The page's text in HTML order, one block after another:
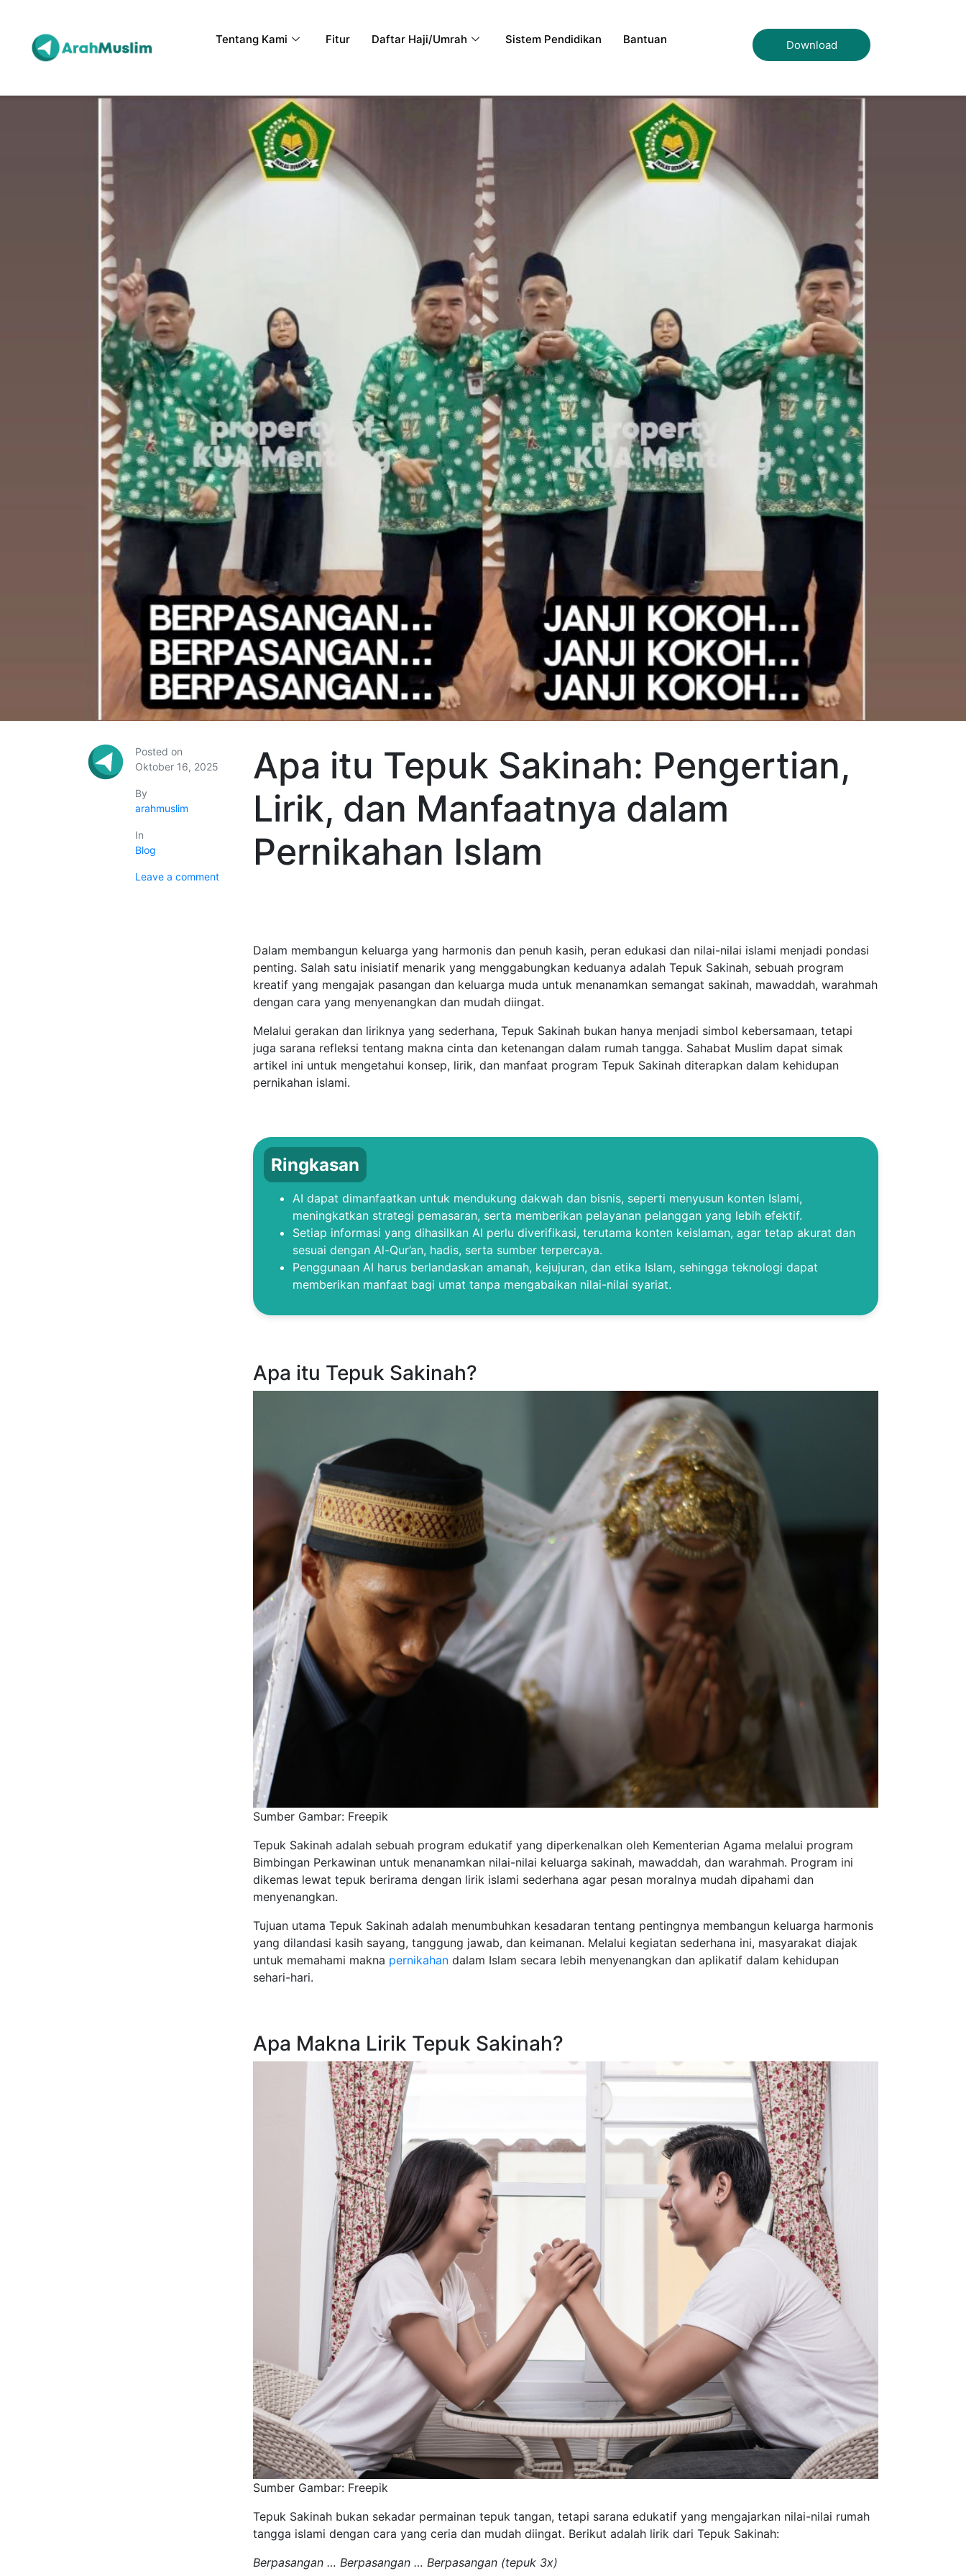
Tentang Kami Fitur Daftar Haji/Umrah Sistem Pendidikan Bantuan Download
Posted on
Oktober 16, 2025
By
arahmuslim
In
Blog
Leave a comment
Apa itu Tepuk Sakinah: Pengertian,
Lirik, dan Manfaatnya dalam
Pernikahan Islam
Dalam membangun keluarga yang harmonis dan penuh kasih, peran edukasi dan nilai-nilai islami menjadi pondasi
penting. Salah satu inisiatif menarik yang menggabungkan keduanya adalah Tepuk Sakinah, sebuah program
kreatif yang mengajak pasangan dan keluarga muda untuk menanamkan semangat sakinah, mawaddah, warahmah
dengan cara yang menyenangkan dan mudah diingat.
Melalui gerakan dan liriknya yang sederhana, Tepuk Sakinah bukan hanya menjadi simbol kebersamaan, tetapi
juga sarana refleksi tentang makna cinta dan ketenangan dalam rumah tangga. Sahabat Muslim dapat simak
artikel ini untuk mengetahui konsep, lirik, dan manfaat program Tepuk Sakinah diterapkan dalam kehidupan
pernikahan islami.
Ringkasan
AI dapat dimanfaatkan untuk mendukung dakwah dan bisnis, seperti menyusun konten Islami,
meningkatkan strategi pemasaran, serta memberikan pelayanan pelanggan yang lebih efektif.
Setiap informasi yang dihasilkan AI perlu diverifikasi, terutama konten keislaman, agar tetap akurat dan
sesuai dengan Al-Qur’an, hadis, serta sumber terpercaya.
Penggunaan AI harus berlandaskan amanah, kejujuran, dan etika Islam, sehingga teknologi dapat
memberikan manfaat bagi umat tanpa mengabaikan nilai-nilai syariat.
Apa itu Tepuk Sakinah?
Sumber Gambar: Freepik
Tepuk Sakinah adalah sebuah program edukatif yang diperkenalkan oleh Kementerian Agama melalui program
Bimbingan Perkawinan untuk menanamkan nilai-nilai keluarga sakinah, mawaddah, dan warahmah. Program ini
dikemas lewat tepuk berirama dengan lirik islami sederhana agar pesan moralnya mudah dipahami dan
menyenangkan.
Tujuan utama Tepuk Sakinah adalah menumbuhkan kesadaran tentang pentingnya membangun keluarga harmonis
yang dilandasi kasih sayang, tanggung jawab, dan keimanan. Melalui kegiatan sederhana ini, masyarakat diajak
untuk memahami makna pernikahan dalam Islam secara lebih menyenangkan dan aplikatif dalam kehidupan
sehari-hari.
Apa Makna Lirik Tepuk Sakinah?
Sumber Gambar: Freepik
Tepuk Sakinah bukan sekadar permainan tepuk tangan, tetapi sarana edukatif yang mengajarkan nilai-nilai rumah
tangga islami dengan cara yang ceria dan mudah diingat. Berikut adalah lirik dari Tepuk Sakinah:
Berpasangan … Berpasangan … Berpasangan (tepuk 3x)